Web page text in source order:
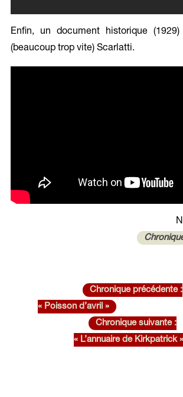
Enfin, un document historique
(beaucoup trop vite) Scarlatti.
Chronique précédente :
« Poisson d’avril »
Chronique suivante :
« L’annuaire de Kirkpatrick »